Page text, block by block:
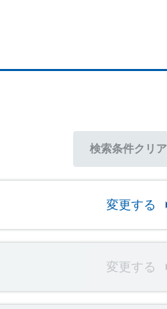
検索条件クリア
変更する
変更する